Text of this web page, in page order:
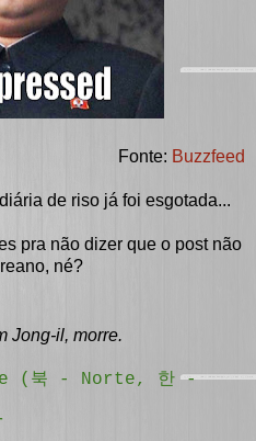
Fonte: Buzzfeed
de riso já foi esgotada...
pra não dizer que o post não
né?
Jong-il, morre.
(북 - Norte, 한 -